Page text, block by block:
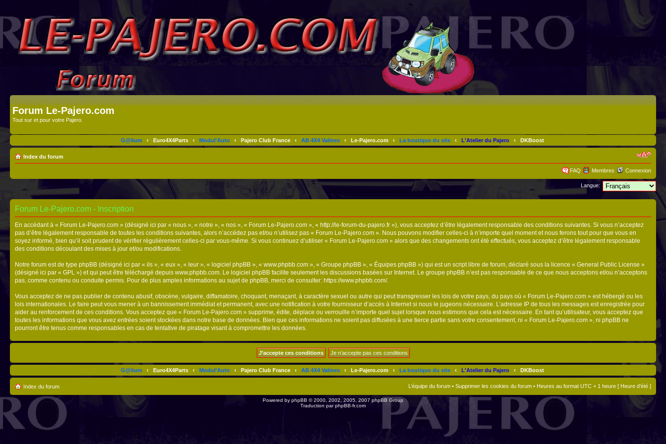
Forum Le-Pajero.com
Tout sur et pour votre Pajero.
G@lium ‹ Euro4X4Parts ‹ Modul'Auto ‹ Pajero Club France ‹ AB 4X4 Valines ‹ Le-Pajero.com ‹ La boutique du site ‹ L'Atelier du Pajero ‹ DKBoost
Index du forum
FAQ Membres Connexion
Langue:
Forum Le-Pajero.com - Inscription
En accédant à « Forum Le-Pajero.com » (désigné ici par « nous », « notre », « nos », « Forum Le-Pajero.com », « http://le-forum-du-pajero.fr »), vous acceptez d’être légalement responsable des conditions suivantes. Si vous n’acceptez
pas d’être légalement responsable de toutes les conditions suivantes, alors n’accédez pas et/ou n’utilisez pas « Forum Le-Pajero.com ». Nous pouvons modifier celles-ci à n’importe quel moment et nous ferons tout pour que vous en
soyez informé, bien qu’il soit prudent de vérifier régulièrement celles-ci par vous-même. Si vous continuez d’utiliser « Forum Le-Pajero.com » alors que des changements ont été effectués, vous acceptez d’être légalement responsable
des conditions découlant des mises à jour et/ou modifications.
Notre forum est de type phpBB (désigné ici par « ils », « eux », « leur », « logiciel phpBB », « www.phpbb.com », « Groupe phpBB », « Équipes phpBB ») qui est un script libre de forum, déclaré sous la licence « General Public License »
(désigné ici par « GPL ») et qui peut être téléchargé depuis www.phpbb.com. Le logiciel phpBB facilite seulement les discussions basées sur Internet. Le groupe phpBB n’est pas responsable de ce que nous acceptons et/ou n’acceptons
pas, comme contenu ou conduite permis. Pour de plus amples informations au sujet de phpBB, merci de consulter: https://www.phpbb.com/.
Vous acceptez de ne pas publier de contenu abusif, obscène, vulgaire, diffamatoire, choquant, menaçant, à caractère sexuel ou autre qui peut transgresser les lois de votre pays, du pays où « Forum Le-Pajero.com » est hébergé ou les
lois internationales. Le faire peut vous mener à un bannissement immédiat et permanent, avec une notification à votre fournisseur d’accès à Internet si nous le jugeons nécessaire. L’adresse IP de tous les messages est enregistrée pour
aider au renforcement de ces conditions. Vous acceptez que « Forum Le-Pajero.com » supprime, édite, déplace ou verrouille n’importe quel sujet lorsque nous estimons que cela est nécessaire. En tant qu’utilisateur, vous acceptez que
toutes les informations que vous avez entrées soient stockées dans notre base de données. Bien que ces informations ne soient pas diffusées à une tierce partie sans votre consentement, ni « Forum Le-Pajero.com », ni phpBB ne
pourront être tenus comme responsables en cas de tentative de piratage visant à compromettre les données.
G@lium ‹ Euro4X4Parts ‹ Modul'Auto ‹ Pajero Club France ‹ AB 4X4 Valines ‹ Le-Pajero.com ‹ La boutique du site ‹ L'Atelier du Pajero ‹ DKBoost
Index du forum L’équipe du forum • Supprimer les cookies du forum • Heures au format UTC + 1 heure [ Heure d’été ]
Powered by phpBB © 2000, 2002, 2005, 2007 phpBB Group
Traduction parphpBB-fr.com